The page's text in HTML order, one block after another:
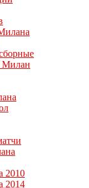
Милан
2010
2014